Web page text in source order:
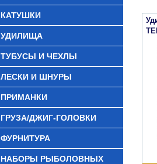
КАТУШКИ
УДИЛИЩА
ТУБУСЫ И ЧЕХЛЫ
ЛЕСКИ И ШНУРЫ
ПРИМАНКИ
ГРУЗА/ДЖИГ-ГОЛОВКИ
ФУРНИТУРА
НАБОРЫ РЫБОЛОВНЫХ